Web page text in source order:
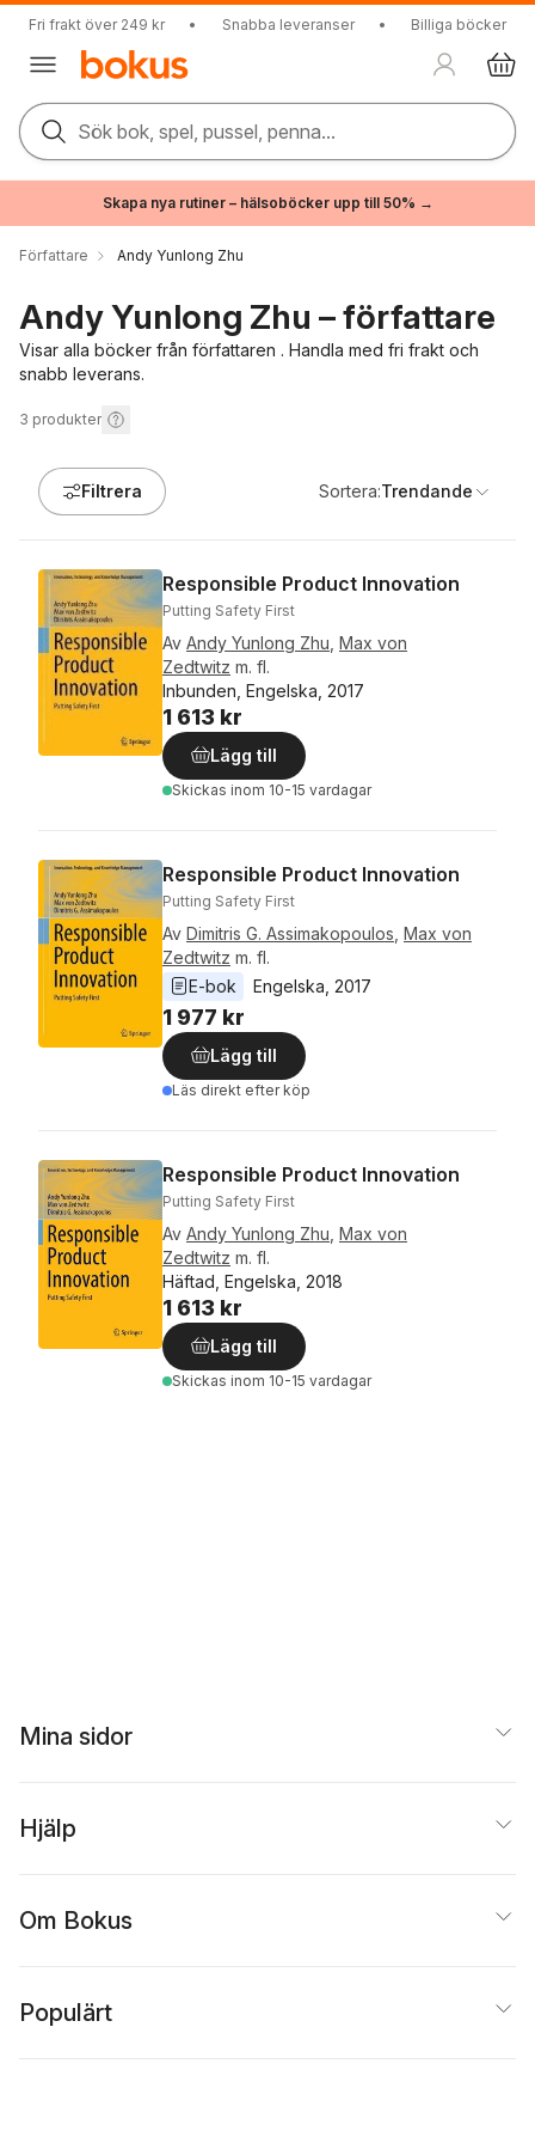
Fri frakt över 249 kr • Snabba leveranser • Billiga böcker
Sök bok, spel, pussel, penna...
Skapa nya rutiner – hälsoböcker upp till 50% →
Författare Andy Yunlong Zhu
Andy Yunlong Zhu – författare
Visar alla böcker från författaren . Handla med fri frakt och
snabb leverans.
3 produkter
Filtrera Sortera:Trendande
Responsible Product Innovation
Putting Safety First
Av Andy Yunlong Zhu Max von
Zedtwitz m. fl.
Inbunden, Engelska, 2017
1 613 kr
Lägg till
Skickas inom 10-15 vardagar
Responsible Product Innovation
Putting Safety First
Av Dimitris G. Assimakopoulos Max von
Zedtwitz m. fl.
E-bok
Engelska 2017
1 977 kr
Lägg till
Läs direkt efter köp
Responsible Product Innovation
Putting Safety First
Av Andy Yunlong Zhu Max von
Zedtwitz m. fl.
Häftad, Engelska, 2018
1 613 kr
Lägg till
Skickas inom 10-15 vardagar
Mina sidor
Hjälp
Om Bokus
Populärt